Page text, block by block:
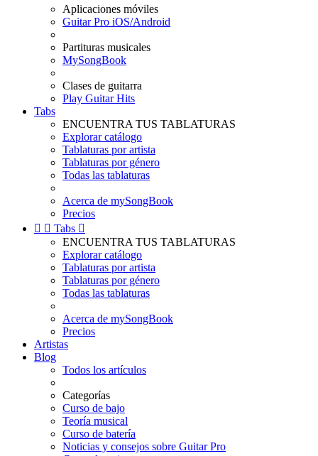
Aplicaciones móviles
Guitar Pro iOS/Android
Partituras musicales
MySongBook
Clases de guitarra
Play Guitar Hits
Tabs
ENCUENTRA TUS TABLATURAS
Explorar catálogo
Tablaturas por artista
Tablaturas por género
Todas las tablaturas
Acerca de mySongBook
Precios
  Tabs 
ENCUENTRA TUS TABLATURAS
Explorar catálogo
Tablaturas por artista
Tablaturas por género
Todas las tablaturas
Acerca de mySongBook
Precios
Artistas
Blog
Todos los artículos
Categorías
Curso de bajo
Teoría musical
Curso de batería
Noticias y consejos sobre Guitar Pro